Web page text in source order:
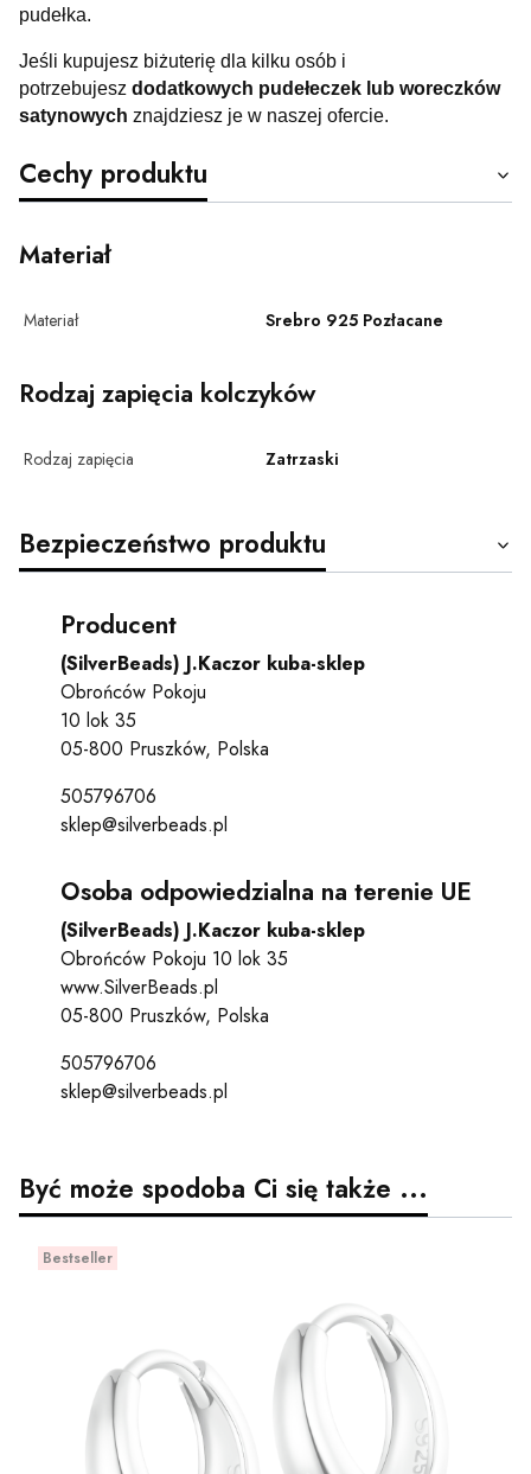
pudełka.
Jeśli kupujesz biżuterię dla kilku osób i
potrzebujesz dodatkowych pudełeczek lub woreczków
satynowych znajdziesz je w naszej ofercie.
Cechy produktu
Materiał
Materiał Srebro 925 Pozłacane
Rodzaj zapięcia kolczyków
Rodzaj zapięcia Zatrzaski
Bezpieczeństwo produktu
Producent
(SilverBeads) J.Kaczor kuba-sklep
Obrońców Pokoju
10 lok 35
05-800 Pruszków, Polska
505796706
sklep@silverbeads.pl
Osoba odpowiedzialna na terenie UE
(SilverBeads) J.Kaczor kuba-sklep
Obrońców Pokoju 10 lok 35
www.SilverBeads.pl
05-800 Pruszków, Polska
505796706
sklep@silverbeads.pl
Być może spodoba Ci się także ...
Bestseller